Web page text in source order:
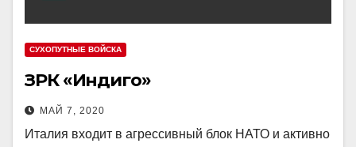
СУХОПУТНЫЕ ВОЙСКА
ЗРК «Индиго»
МАЙ 7, 2020
Италия входит в агрессивный блок НАТО и активно